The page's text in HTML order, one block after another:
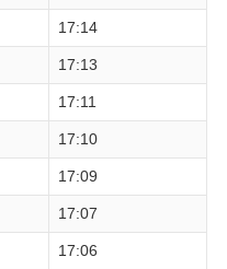
17:14
17:13
17:11
17:10
17:09
17:07
17:06